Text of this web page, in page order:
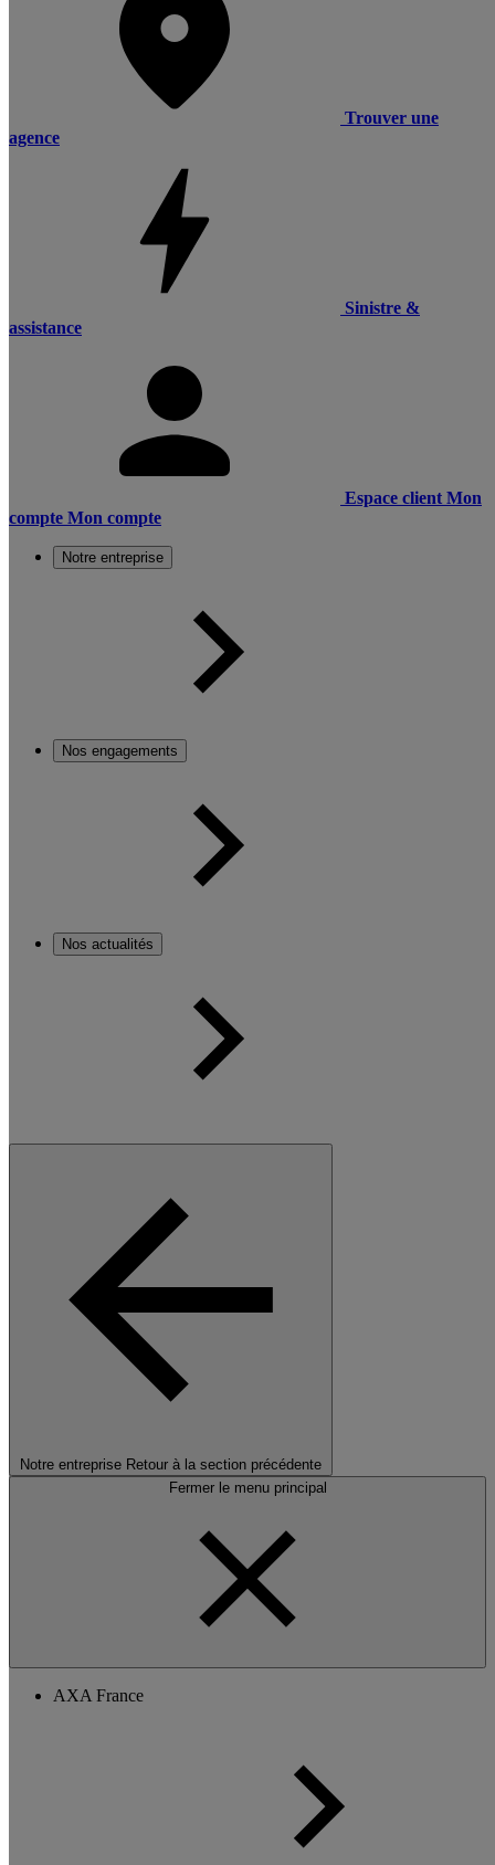
Trouver une
agence
Sinistre &
assistance
Espace client Mon
compte Mon compte
Notre entreprise
Nos engagements
Nos actualités
Notre entreprise Retour à la section précédente
Fermer le menu principal
AXA France